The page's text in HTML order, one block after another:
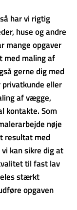
har vi rigtig
huse og andre
mange opgaver
maling af
gerne dig med
eller
af vægge,
kontakte. Som
nøje
resultat med
kan sikre dig at
til fast lav
stærkt
opgaven